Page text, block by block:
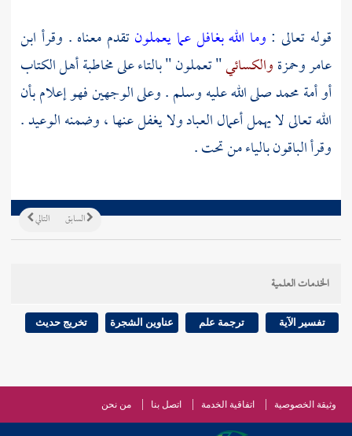
قوله تعالى : وما الله بغافل عما يعملونتقدم معناه . وقرأ ابن
عامروحمزةوالكسائي" تعملون " بالتاء على مخاطبة أهل الكتاب
أو أمةمحمدصلى الله عليه وسلم . وعلى الوجهين فهو إعلام بأن
الله تعالى لا يهمل أعمال العباد ولا يغفل عنها ، وضمنه الوعيد .
وقرأ الباقون بالياء من تحت .
التالي السابق
الخدمات العلمية
تفسير الآية ترجمة علم عناوين الشجرة تخريج حديث
وثيقة الخصوصية اتفاقية الخدمة اتصل بنا من نحن